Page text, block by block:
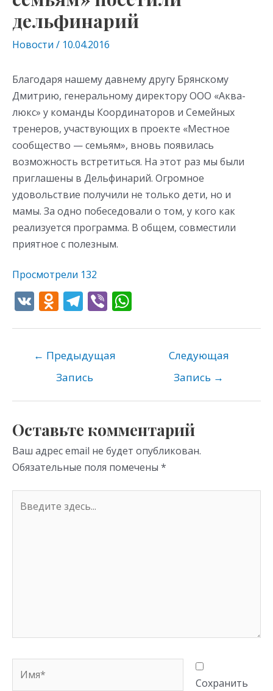
дельфинарий
Новости / 10.04.2016
Благодаря нашему давнему другу Брянскому
Дмитрию, генеральному директору ООО «Аква-
люкс» у команды Координаторов и Семейных
тренеров, участвующих в проекте «Местное
сообщество — семьям», вновь появилась
возможность встретиться. На этот раз мы были
приглашены в Дельфинарий. Огромное
удовольствие получили не только дети, но и
мамы. За одно побеседовали о том, у кого как
реализуется программа. В общем, совместили
приятное с полезным.
Просмотрели 132
V O
o
kl
as
ni
ki
T
gr
a
m
Vi
p
← Предыдущая
Запись
Следующая
Запись →
Оставьте комментарий
Ваш адрес email не будет опубликован.
Обязательные поля помечены *
здесь...
Сохранить